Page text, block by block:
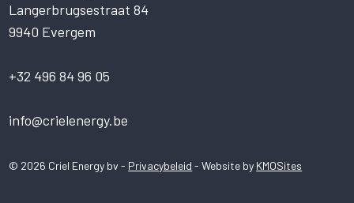
Langerbrugsestraat 84
9940 Evergem
+32 496 84 96 05
info@crielenergy.be
© 2026 Criel Energy bv - Privacybeleid - Website by KMOSites
TARGETING
FUNCTIONEEL
NIET-GECLASSIFICEERD